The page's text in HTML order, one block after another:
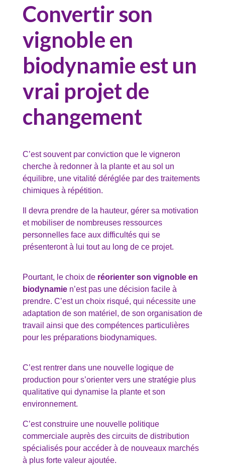
Convertir son
vignoble en
biodynamie est un
vrai projet de
changement
C’est souvent par conviction que le vigneron
cherche à redonner à la plante et au sol un
équilibre, une vitalité déréglée par des traitements
chimiques à répétition.
Il devra prendre de la hauteur, gérer sa motivation
et mobiliser de nombreuses ressources
personnelles face aux difficultés qui se
présenteront à lui tout au long de ce projet.
Pourtant, le choix de réorienter son vignoble en
biodynamie n’est pas une décision facile à
prendre. C’est un choix risqué, qui nécessite une
adaptation de son matériel, de son organisation de
travail ainsi que des compétences particulières
pour les préparations biodynamiques.
C’est rentrer dans une nouvelle logique de
production pour s’orienter vers une stratégie plus
qualitative qui dynamise la plante et son
environnement.
C’est construire une nouvelle politique
commerciale auprès des circuits de distribution
spécialisés pour accéder à de nouveaux marchés
à plus forte valeur ajoutée.